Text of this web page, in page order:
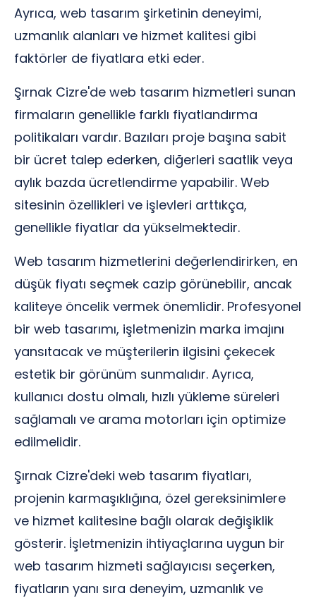
Ayrıca, web tasarım şirketinin deneyimi,
uzmanlık alanları ve hizmet kalitesi gibi
faktörler de fiyatlara etki eder.
Şırnak Cizre'de web tasarım hizmetleri sunan
firmaların genellikle farklı fiyatlandırma
politikaları vardır. Bazıları proje başına sabit
bir ücret talep ederken, diğerleri saatlik veya
aylık bazda ücretlendirme yapabilir. Web
sitesinin özellikleri ve işlevleri arttıkça,
genellikle fiyatlar da yükselmektedir.
Web tasarım hizmetlerini değerlendirirken, en
düşük fiyatı seçmek cazip görünebilir, ancak
kaliteye öncelik vermek önemlidir. Profesyonel
bir web tasarımı, işletmenizin marka imajını
yansıtacak ve müşterilerin ilgisini çekecek
estetik bir görünüm sunmalıdır. Ayrıca,
kullanıcı dostu olmalı, hızlı yükleme süreleri
sağlamalı ve arama motorları için optimize
edilmelidir.
Şırnak Cizre'deki web tasarım fiyatları,
projenin karmaşıklığına, özel gereksinimlere
ve hizmet kalitesine bağlı olarak değişiklik
gösterir. İşletmenizin ihtiyaçlarına uygun bir
web tasarım hizmeti sağlayıcısı seçerken,
fiyatların yanı sıra deneyim, uzmanlık ve